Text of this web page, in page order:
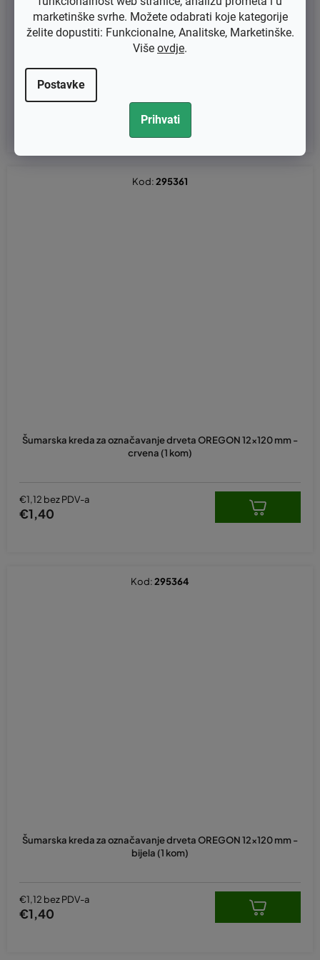
marketinške svrhe. Možete odabrati koje kategorije
želite dopustiti: Funkcionalne, Analitske, Marketinške.
Više ovdje.
Postavke
Prihvati
Šumarska kreda za označavanje drveta OREGON 12x120 mm -
crna (1 kom)
€1,12 bez PDV-a
Šumarska kreda za označavanje drveta OREGON 12x120 mm -
crvena (1 kom)
€1,12 bez PDV-a
€1,40
Kod:295361
Šumarska kreda za označavanje drveta OREGON 12x120 mm -
bijela (1 kom)
€1,12 bez PDV-a
€1,40
Kod:295364